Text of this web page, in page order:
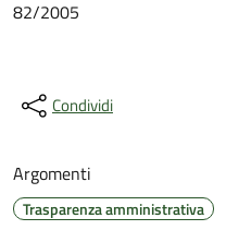
82/2005
Condividi
Argomenti
Trasparenza amministrativa